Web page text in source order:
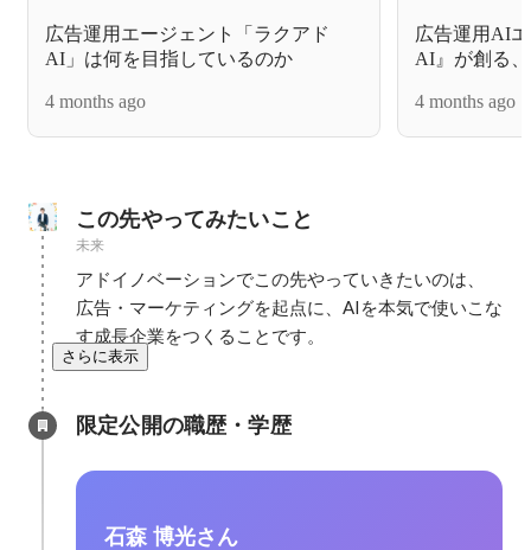
広告運用エージェント「ラクアド
AI」は何を目指しているのか
4 months ago
広告運用AI
AI』が創る
4 months ago
この先やってみたいこと
未来
アドイノベーションでこの先やっていきたいのは、
広告・マーケティングを起点に、AIを本気で使いこな
す成長企業をつくることです。
さらに表示
限定公開の職歴・学歴
石森 博光さん